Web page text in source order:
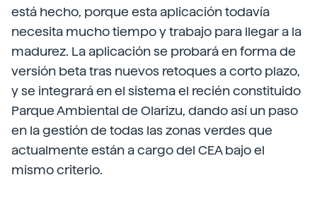
está hecho, porque esta aplicación todavía
necesita mucho tiempo y trabajo para llegar a la
madurez. La aplicación se probará en forma de
versión beta tras nuevos retoques a corto plazo,
y se integrará en el sistema el recién constituido
Parque Ambiental de Olarizu, dando así un paso
en la gestión de todas las zonas verdes que
actualmente están a cargo del CEA bajo el
mismo criterio.